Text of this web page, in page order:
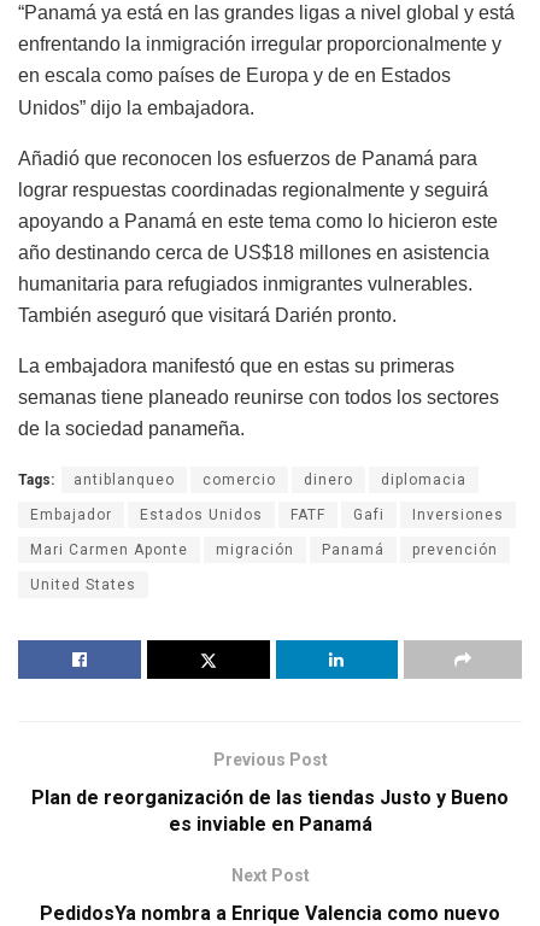
“Panamá ya está en las grandes ligas a nivel global y está
enfrentando la inmigración irregular proporcionalmente y
en escala como países de Europa y de en Estados
Unidos” dijo la embajadora.
Añadió que reconocen los esfuerzos de Panamá para
lograr respuestas coordinadas regionalmente y seguirá
apoyando a Panamá en este tema como lo hicieron este
año destinando cerca de US$18 millones en asistencia
humanitaria para refugiados inmigrantes vulnerables.
También aseguró que visitará Darién pronto.
La embajadora manifestó que en estas su primeras
semanas tiene planeado reunirse con todos los sectores
de la sociedad panameña.
Tags: antiblanqueo comercio dinero diplomacia
Embajador Estados Unidos FATF Gafi Inversiones
Mari Carmen Aponte migración Panamá prevención
United States
Previous Post
Plan de reorganización de las tiendas Justo y Bueno
es inviable en Panamá
Next Post
PedidosYa nombra a Enrique Valencia como nuevo